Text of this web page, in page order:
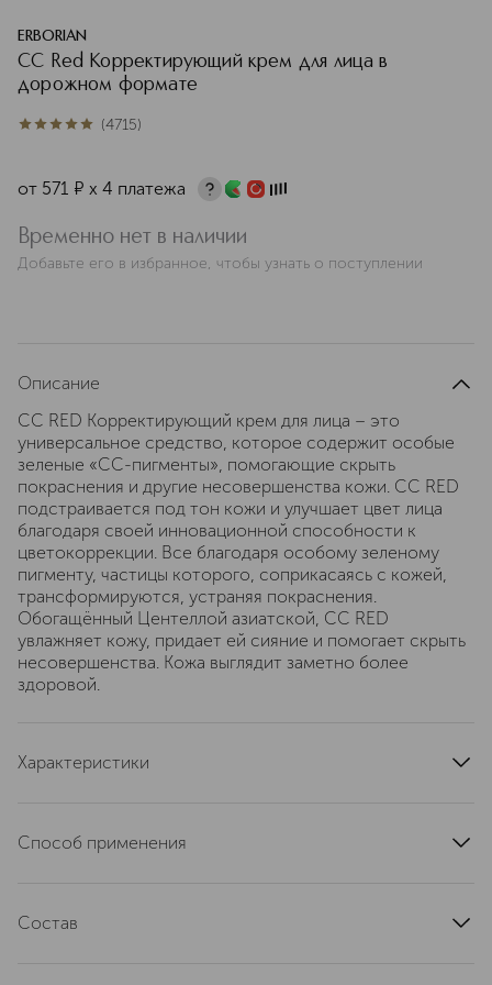
ERBORIAN
CC Red Корректирующий крем для лица в
дорожном формате
5из 54715 (4715)
от 571 ¤ х 4 платежа
Временно нет в наличии
Добавьте его в избранное, чтобы узнать о поступлении
Описание
CC RED Корректирующий крем для лица – это
универсальное средство, которое содержит особые
зеленые «СС-пигменты», помогающие скрыть
покраснения и другие несовершенства кожи. СС RED
подстраивается под тон кожи и улучшает цвет лица
благодаря своей инновационной способности к
цветокоррекции. Все благодаря особому зеленому
пигменту, частицы которого, соприкасаясь с кожей,
трансформируются, устраняя покраснения.
Обогащённый Центеллой азиатской, CC RED
увлажняет кожу, придает ей сияние и помогает скрыть
несовершенства. Кожа выглядит заметно более
здоровой.
Характеристики
тип продукта
тип кожи
для всех типов
Способ применения
может быть использован в качестве праймера и/или
Состав